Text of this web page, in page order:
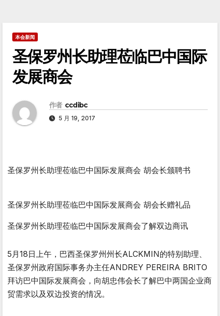
本会新闻
圣保罗州长助理莅临巴中国际
发展商会
作者 ccdibc
5 月 19, 2017
圣保罗州长助理莅临巴中国际发展商会 胡会长颁聘书
圣保罗州长助理莅临巴中国际发展商会 胡会长赠礼品
圣保罗州长助理莅临巴中国际发展商会了解双边商讯
5月18日上午，巴西圣保罗州州长ALCKMIN的特别助理、
圣保罗州政府国际事务办主任ANDREY PEREIRA BRITO
拜访巴中国际发展商会，向胡忠伟会长了解巴中两国企业商
贸需求以及双边投资的情况。